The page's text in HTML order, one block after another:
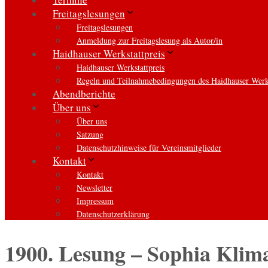
Freitagslesungen
Freitagslesungen
Anmeldung zur Freitagslesung als Autor/in
Haidhauser Werkstattpreis
Haidhauser Werkstattpreis
Regeln und Teilnahmebedingungen des Haidhauser
Abendberichte
Über uns
Über uns
Satzung
Datenschutzhinweise für Vereinsmitglieder
Kontakt
Kontakt
Newsletter
Impressum
Datenschutzerklärung
1900. Lesung – Sophia